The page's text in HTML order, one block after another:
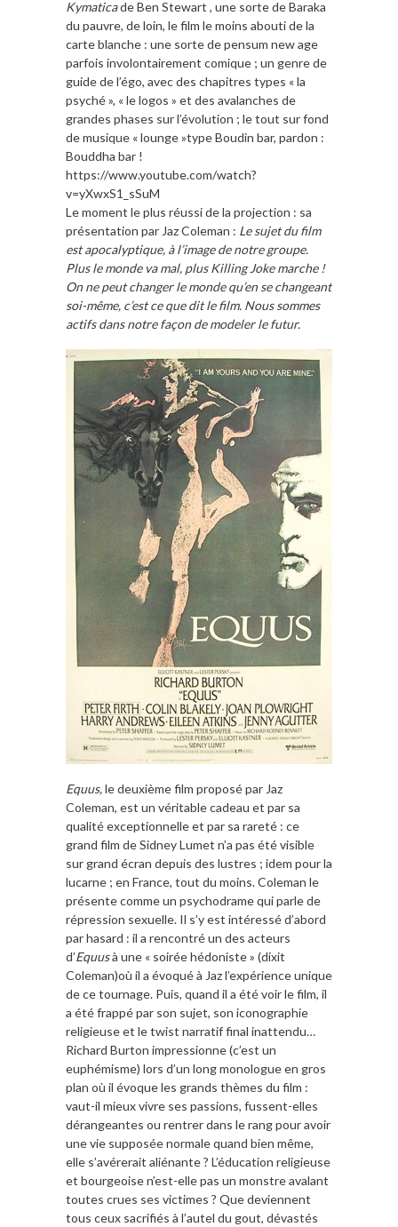
Kymaticade Ben Stewart , une sorte de Baraka
du pauvre, de loin, le film le moins abouti de la
carte blanche : une sorte de pensum new age
parfois involontairement comique ; un genre de
guide de l’égo, avec des chapitres types « la
psyché », « le logos » et des avalanches de
grandes phases sur l’évolution ; le tout sur fond
de musique « lounge »type Boudin bar, pardon :
Bouddha bar !
https://www.youtube.com/watch?
v=yXwxS1_sSuM
Le moment le plus réussi de la projection : sa
présentation par Jaz Coleman : Le sujet du film
est apocalyptique, à l’image de notre groupe.
Plus le monde va mal, plus Killing Joke marche !
On ne peut changer le monde qu’en se changeant
soi-même, c’est ce que dit le film. Nous sommes
actifs dans notre façon de modeler le futur.
Equus,le deuxième film proposé par Jaz
Coleman, est un véritable cadeau et par sa
qualité exceptionnelle et par sa rareté : ce
grand film de Sidney Lumet n’a pas été visible
sur grand écran depuis des lustres ; idem pour la
lucarne ; en France, tout du moins. Coleman le
présente comme un psychodrame qui parle de
répression sexuelle. Il s’y est intéressé d’abord
par hasard : il a rencontré un des acteurs
d’Equusà une « soirée hédoniste » (dixit
Coleman)où il a évoqué à Jaz l’expérience unique
de ce tournage. Puis, quand il a été voir le film, il
a été frappé par son sujet, son iconographie
religieuse et le twist narratif final inattendu…
Richard Burton impressionne (c’est un
euphémisme) lors d’un long monologue en gros
plan où il évoque les grands thèmes du film :
vaut-il mieux vivre ses passions, fussent-elles
dérangeantes ou rentrer dans le rang pour avoir
une vie supposée normale quand bien même,
elle s’avérerait aliénante ? L’éducation religieuse
et bourgeoise n’est-elle pas un monstre avalant
toutes crues ses victimes ? Que deviennent
tous ceux sacrifiés à l’autel du gout, dévastés